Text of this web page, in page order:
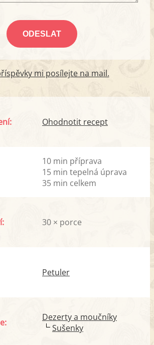
mi posílejte na mail.
Ohodnotit recept
10 min příprava
15 min tepelná úprava
35 min celkem
30 × porce
Petuler
Dezerty a moučníky
Sušenky